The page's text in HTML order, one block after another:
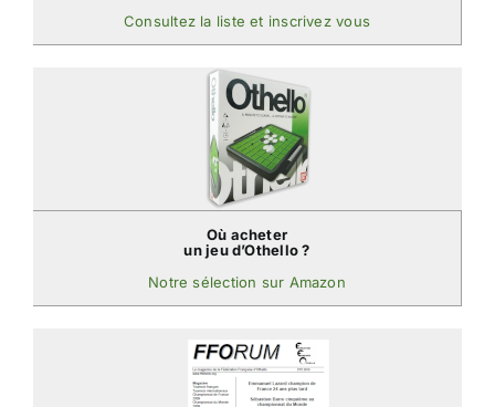
Consultez la liste et inscrivez vous
Où acheter
un jeu d’Othello ?
Notre sélection sur Amazon